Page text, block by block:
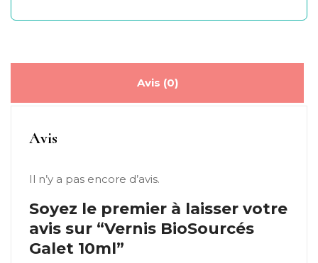
Avis (0)
Avis
Il n’y a pas encore d’avis.
Soyez le premier à laisser votre
avis sur “Vernis BioSourcés
Galet 10ml”